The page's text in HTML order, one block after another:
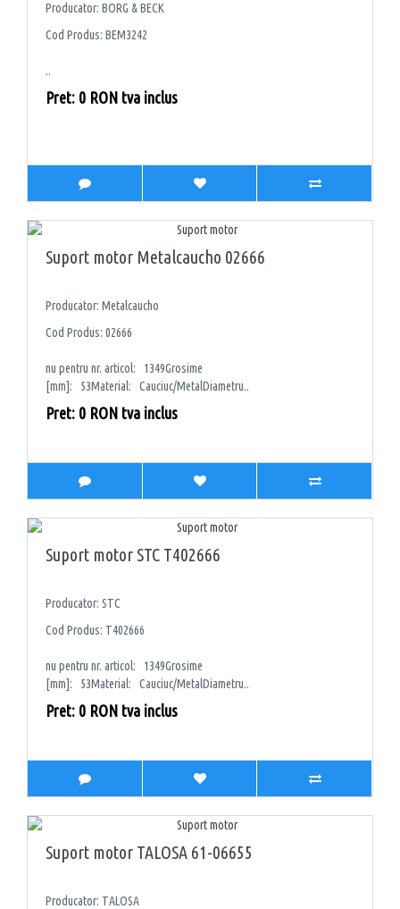
Producator: BORG & BECK
Cod Produs: BEM3242
..
Pret: 0 RON tva inclus
Suport motor Metalcaucho 02666
Producator: Metalcaucho
Cod Produs: 02666
nu pentru nr. articol: 1349Grosime
[mm]: 53Material: Cauciuc/MetalDiametru..
Pret: 0 RON tva inclus
Suport motor STC T402666
Producator: STC
Cod Produs: T402666
nu pentru nr. articol: 1349Grosime
[mm]: 53Material: Cauciuc/MetalDiametru..
Pret: 0 RON tva inclus
Suport motor TALOSA 61-06655
Producator: TALOSA